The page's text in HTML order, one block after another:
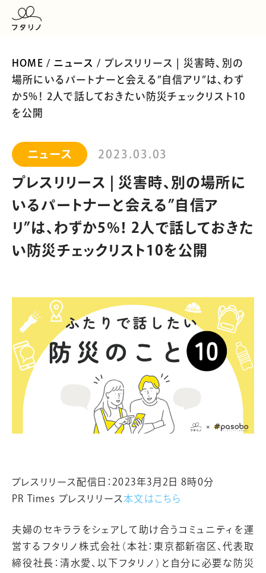
HOME / ニュース / プレスリリース | 災害時、別の
場所にいるパートナーと会える”自信アリ”は、わず
か5%！ 2人で話しておきたい防災チェックリスト10
を公開
ニュース 2023.03.03
プレスリリース | 災害時、別の場所に
いるパートナーと会える”自信ア
リ”は、わずか5%！ 2人で話しておきた
い防災チェックリスト10を公開
プレスリリース配信日：2023年3月2日 8時0分
PR Times プレスリリース本文はこちら
夫婦のセキララをシェアして助け合うコミュニティを運
営するフタリノ株式会社（本社：東京都新宿区、代表取
締役社長：清水愛、以下フタリノ）と自分に必要な防災